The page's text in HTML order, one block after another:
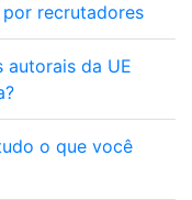
recrutadores
da UE
o que você